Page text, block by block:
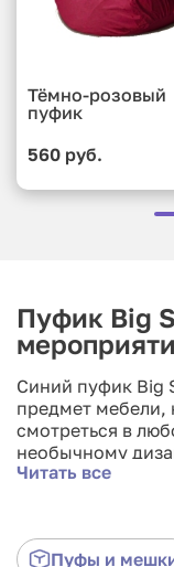
Тёмно-розовый
пуфик
560 руб.
Пуфик Big
Синий пуфик Big
предмет мебели,
смотреться в
необычному
украшением
поролона,
Читать все
Пуфы и